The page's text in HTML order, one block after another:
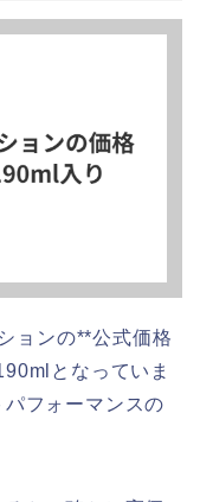
ョンの**公式価格
となっていま
フォーマンスの